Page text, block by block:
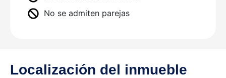
No se admiten parejas
Localización del inmueble